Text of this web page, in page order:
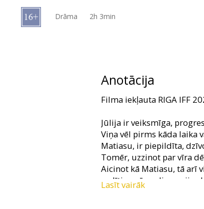
kartes
Drāma 2h 3min
Anotācija
Filma iekļauta RIGA IFF
Jūlija ir veiksmīga,
Viņa vēl pirms kāda laika
Matiasu, ir piepildīta,
Tomēr, uzzinot par vīra
Aicinot kā Matiasu, tā arī
vadīties pēc poliamorijas
rokasgrāmatas
Lasīt vairāk